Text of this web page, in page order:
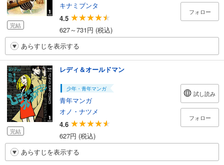
完結
キナミブンタ
4.5
627～731円 (税込)
フォロー
あらすじを表示する
完結
レディ＆オールドマン
少年・青年マンガ
青年マンガ
オノ・ナツメ
4.6
627円 (税込)
試し読み
フォロー
あらすじを表示する